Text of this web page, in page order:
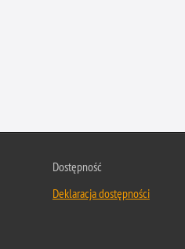
Dostępność
Deklaracja dostępności